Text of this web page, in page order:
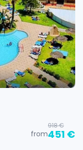
from
918 €
451 €